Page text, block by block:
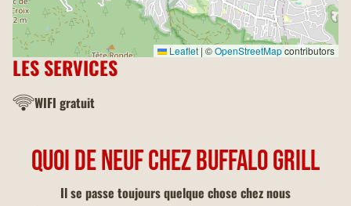
Leaflet | ©OpenStreetMapcontributors
LES SERVICES
WIFI gratuit
QUOI DE NEUF CHEZ BUFFALO GRILL
Il se passe toujours quelque chose chez nous